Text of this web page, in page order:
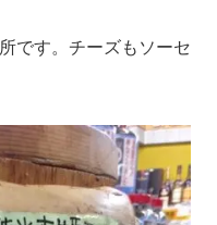
です。チーズもソーセ